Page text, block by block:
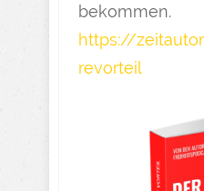
bekommen.
https://
revorteil